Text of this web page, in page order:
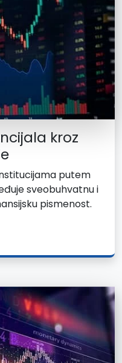
kroz
putem
sveobuhvatnu i
pismenost.